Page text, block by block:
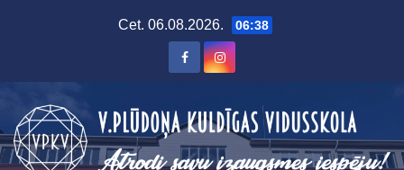
Cet. 06.08.2026. 06:38